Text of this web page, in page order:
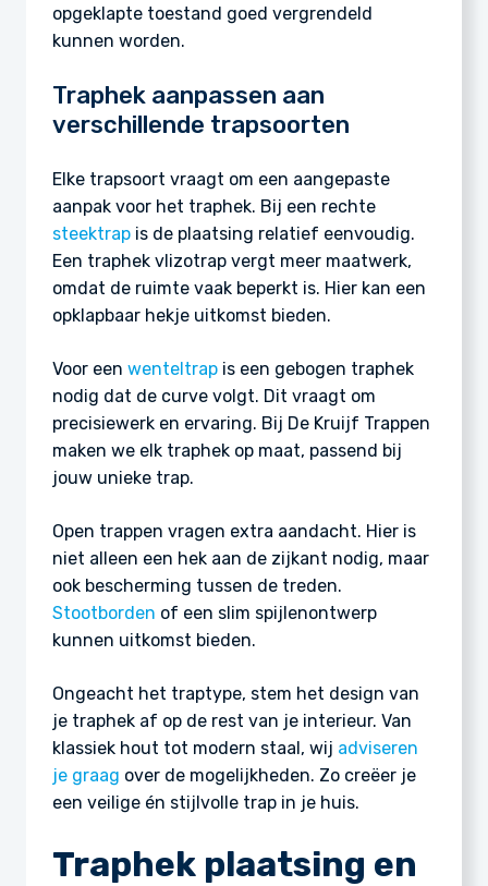
opgeklapte toestand goed vergrendeld
kunnen worden.
Traphek aanpassen aan
verschillende trapsoorten
Elke trapsoort vraagt om een aangepaste
aanpak voor het traphek. Bij een rechte
steektrap is de plaatsing relatief eenvoudig.
Een traphek vlizotrap vergt meer maatwerk,
omdat de ruimte vaak beperkt is. Hier kan een
opklapbaar hekje uitkomst bieden.
Voor een wenteltrap is een gebogen traphek
nodig dat de curve volgt. Dit vraagt om
precisiewerk en ervaring. Bij De Kruijf Trappen
maken we elk traphek op maat, passend bij
jouw unieke trap.
Open trappen vragen extra aandacht. Hier is
niet alleen een hek aan de zijkant nodig, maar
ook bescherming tussen de treden.
Stootborden of een slim spijlenontwerp
kunnen uitkomst bieden.
Ongeacht het traptype, stem het design van
je traphek af op de rest van je interieur. Van
klassiek hout tot modern staal, wij adviseren
je graag over de mogelijkheden. Zo creëer je
een veilige én stijlvolle trap in je huis.
Traphek plaatsing en